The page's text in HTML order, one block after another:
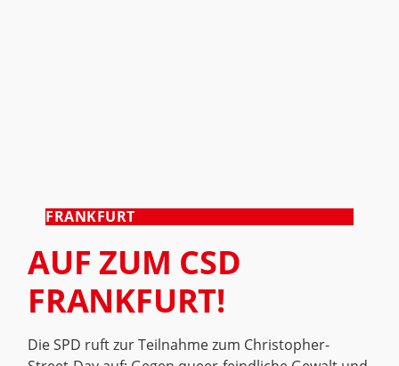
FRANKFURT
AUF ZUM CSD
FRANKFURT!
Die SPD ruft zur Teilnahme zum Christopher-